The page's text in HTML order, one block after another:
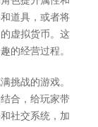
道具，或者将
虚拟货币。这
的经营过程。
挑战的游戏。
合，给玩家带
社交系统，加